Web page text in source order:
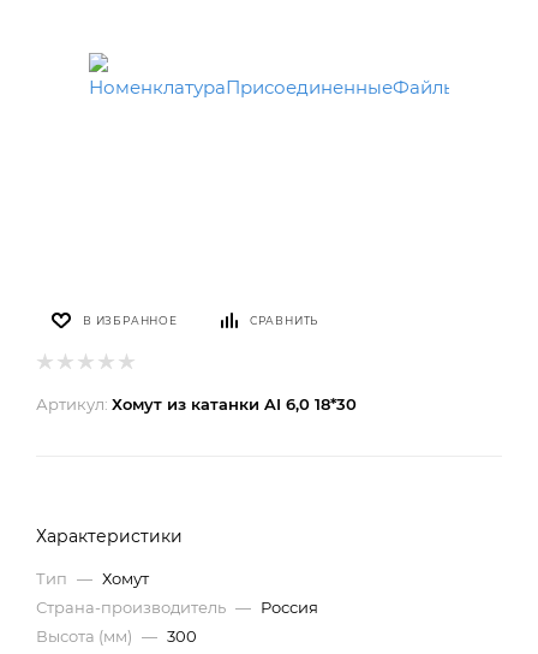
В ИЗБРАННОЕ СРАВНИТЬ
Артикул: Хомут из катанки AI 6,0 18*30
Характеристики
Тип — Хомут
Страна-производитель — Россия
Высота (мм) — 300